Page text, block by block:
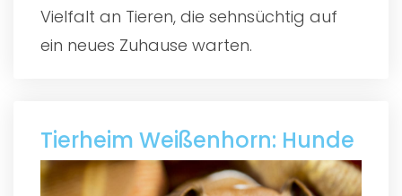
Vielfalt an Tieren, die sehnsüchtig auf
ein neues Zuhause warten.
Tierheim Weißenhorn: Hunde